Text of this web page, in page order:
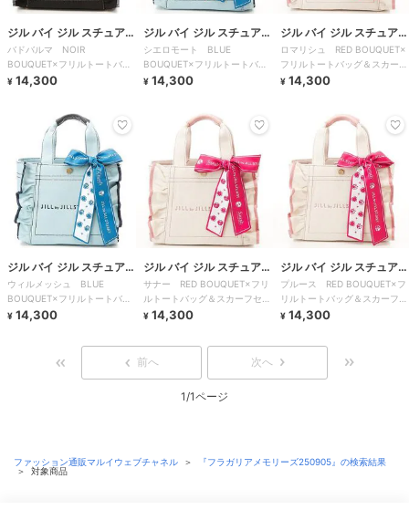
ジル バイ ジル スチュアー
ト
バドバルマ NOIR
BOUQUET×フリルトートバッ
グ＆スカーフセット
¥ 14,300
ジル バイ ジル スチュアー
ト
シエロモート BLUE
BOUQUET×フリルトートバッ
グ＆スカーフセット
¥ 14,300
ジル バイ ジル スチュアー
ト
ロマリシュ RED BOUQUET×
フリルトートバッグ＆スカーフ
セット
¥ 14,300
ジル バイ ジル スチュアー
ト
ウィルメッシュ BLUE
BOUQUET×フリルトートバッ
グ＆スカーフセット
¥ 14,300
ジル バイ ジル スチュアー
ト
サナー RED BOUQUET×フリ
ルトートバッグ＆スカーフセッ
ト
¥ 14,300
ジル バイ ジル スチュアー
ト
プルース RED BOUQUET×フ
リルトートバッグ＆スカーフセ
ット
¥ 14,300
前へ 次へ
1/1ページ
ファッション通販マルイウェブチャネル ＞
『フラガリアメモリーズ250905』の検索結果
＞
対象商品